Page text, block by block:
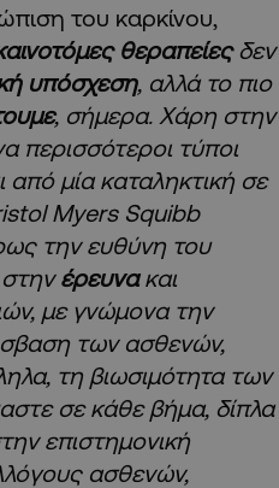
του καρκίνου,
θεραπείεςδεν
υπόσχεση, αλλά το πιο
, σήμερα. Χάρη στην
περισσότεροι τύποι
από μία καταληκτική σε
Myers Squibb
την ευθύνη του
έρευνακαι
με γνώμονα την
των ασθενών,
τη βιωσιμότητα των
σε κάθε βήμα, δίπλα
επιστημονική
ασθενών,